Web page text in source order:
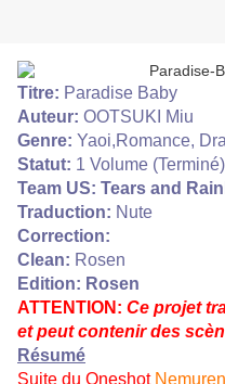
Titre: Paradise Baby
Auteur: OOTSUKI Miu
Genre: Yaoi,Romance,
Statut: 1 Volume (Terminé)
Team US: Tears and
Traduction: Nute
Correction:
Clean: Rosen
Edition: Rosen
ATTENTION: Ce projet
et peut contenir des
Résumé
Suite du Oneshot